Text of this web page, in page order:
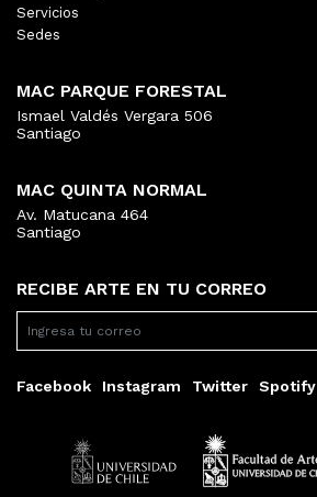
RECIBE ARTE EN TU CORREO
Facebook Instagram Twitter Spotify
Servicios
Sedes
MAC PARQUE FORESTAL
Ismael Valdés Vergara 506
Santiago
MAC QUINTA NORMAL
Av. Matucana 464
Santiago